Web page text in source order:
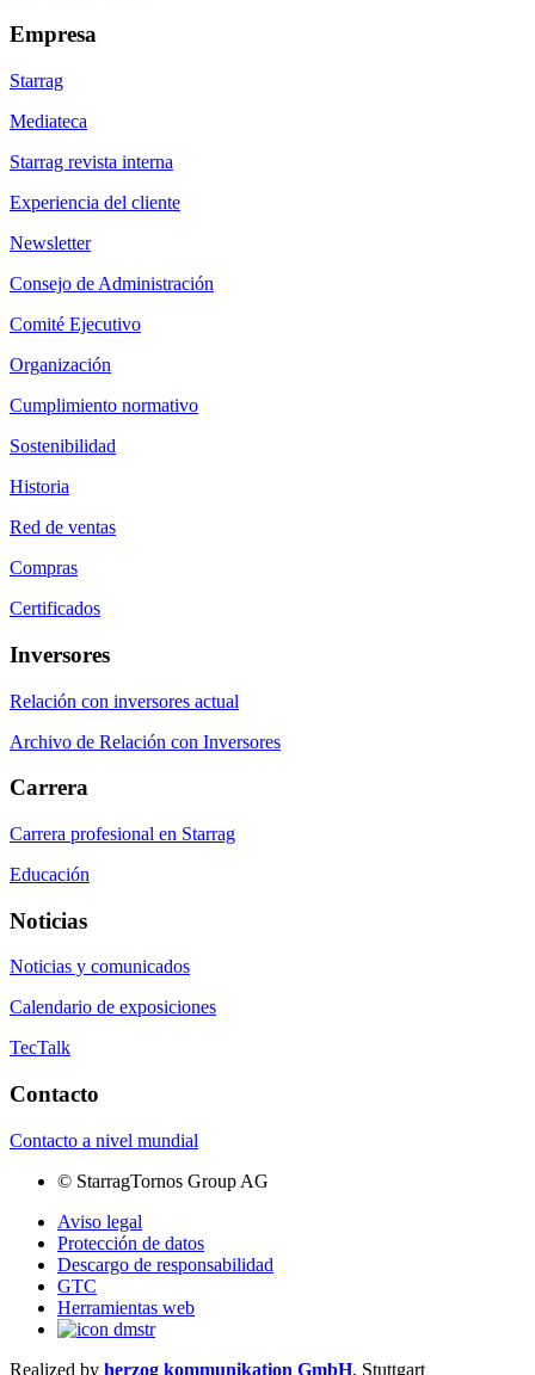
Empresa
Starrag
Mediateca
Starrag revista interna
Experiencia del cliente
Newsletter
Consejo de Administración
Comité Ejecutivo
Organización
Cumplimiento normativo
Sostenibilidad
Historia
Red de ventas
Compras
Certificados
Inversores
Relación con inversores actual
Archivo de Relación con Inversores
Carrera
Carrera profesional en Starrag
Educación
Noticias
Noticias y comunicados
Calendario de exposiciones
TecTalk
Contacto
Contacto a nivel mundial
© StarragTornos Group AG
Aviso legal
Protección de datos
Descargo de responsabilidad
GTC
Herramientas web
Realized by herzog kommunikation GmbH, Stuttgart